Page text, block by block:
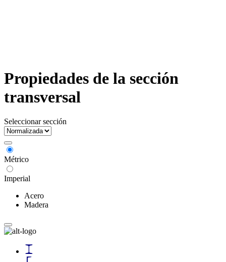
Propiedades de la sección
transversal
Seleccionar sección
Métrico
Imperial
Acero
Madera